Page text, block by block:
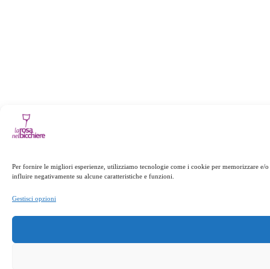
Per fornire le migliori esperienze, utilizziamo tecnologie come i cookie per memorizzare
influire negativamente su alcune caratteristiche e funzioni.
Gestisci opzioni